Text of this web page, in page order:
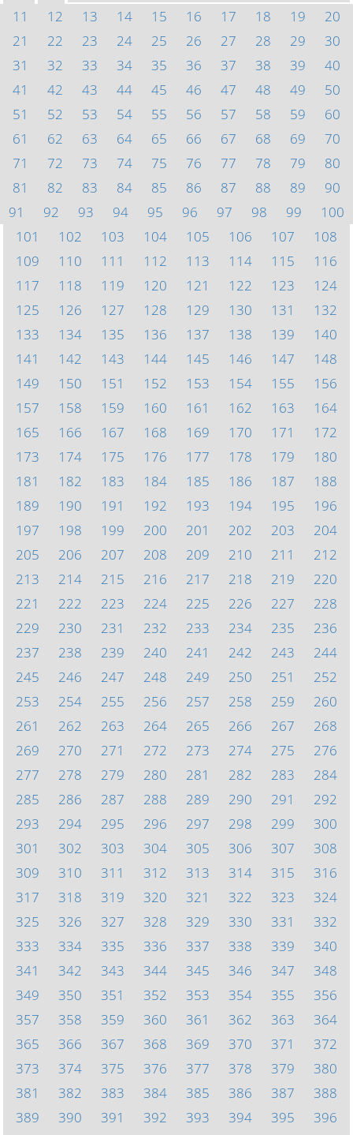
11
12 13 14 15 16 17 18 19
20
21
22 23 24 25 26 27 28 29
30
31
32 33 34 35 36 37 38 39
40
41
42 43 44 45 46 47 48 49
50
51
52 53 54 55 56 57 58 59
60
61
62 63 64 65 66 67 68 69
70
71
72 73 74 75 76 77 78 79
80
81
82 83 84 85 86 87 88 89
90
91
92 93 94 95 96 97 98 99
100
101
102 103 104 105 106 107
108
109
110 111 112 113 114 115
116
117
118 119 120 121 122 123
124
125
126 127 128 129 130 131
132
133
134 135 136 137 138 139
140
141
142 143 144 145 146 147
148
149
150 151 152 153 154 155
156
157
158 159 160 161 162 163
164
165
166 167 168 169 170 171
172
173
174 175 176 177 178 179
180
181
182 183 184 185 186 187
188
189
190 191 192 193 194 195
196
197
198 199 200 201 202 203
204
205
206 207 208 209 210 211
212
213
214 215 216 217 218 219
220
221
222 223 224 225 226 227
228
229
230 231 232 233 234 235
236
237
238 239 240 241 242 243
244
245
246 247 248 249 250 251
252
253
254 255 256 257 258 259
260
261
262 263 264 265 266 267
268
269
270 271 272 273 274 275
276
277
278 279 280 281 282 283
284
285
286 287 288 289 290 291
292
293
294 295 296 297 298 299
300
301
302 303 304 305 306 307
308
309
310 311 312 313 314 315
316
317
318 319 320 321 322 323
324
325
326 327 328 329 330 331
332
333
334 335 336 337 338 339
340
341
342 343 344 345 346 347
348
349
350 351 352 353 354 355
356
357
358 359 360 361 362 363
364
365
366 367 368 369 370 371
372
373
374 375 376 377 378 379
380
381
382 383 384 385 386 387
388
389
390 391 392 393 394 395
396